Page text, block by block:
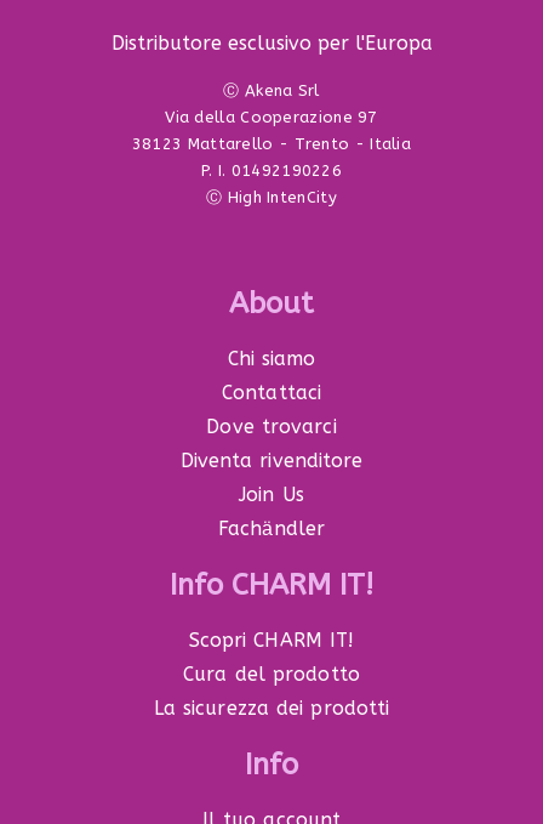
Distributore esclusivo per l'Europa
Ⓒ Akena Srl
Via della Cooperazione 97
38123 Mattarello - Trento - Italia
P. I. 01492190226
Ⓒ High IntenCity
About
Chi siamo
Contattaci
Dove trovarci
Diventa rivenditore
Join Us
Fachӓndler
Info CHARM IT!
Scopri CHARM IT!
Cura del prodotto
La sicurezza dei prodotti
Info